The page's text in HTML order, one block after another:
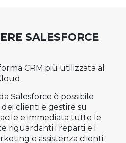
SALESFORCE
CRM più utilizzata al
Salesforce è possibile
clienti e gestire su
e immediata tutte le
riguardanti i reparti e i
e assistenza clienti.